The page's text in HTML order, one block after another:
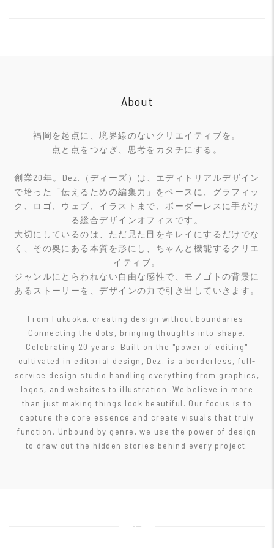
About
福岡を起点に、境界線のないクリエイティブを。
点と点をつなぎ、思考をカタチにする。
創業20年。Dez.（ディーズ）は、エディトリアルデザイン
で培った「伝えるための編集力」をベースに、グラフィッ
ク、ロゴ、ウェブ、イラストまで、ボーダーレスに手がけ
る総合デザインオフィスです。
大切にしているのは、ただ見た目をキレイにするだけでな
く、その奥にある本質を形にし、ちゃんと機能するクリエ
イティブ。
ジャンルにとらわれない自由な感性で、モノゴトの背景に
あるストーリーを、デザインの力で引き出していきます。
From Fukuoka, creating design without boundaries.
Connecting the dots, bringing thoughts into shape.
Celebrating 20 years. Built on the "power of editing"
cultivated in editorial design, Dez. is a borderless, full-
service design studio handling everything from graphics,
logos, and websites to illustration. We believe in more
than just making things look beautiful. Our focus is to
capture the core essence and create visuals that truly
function. Unbound by genre, we use the power of design
to draw out the hidden stories behind every project.